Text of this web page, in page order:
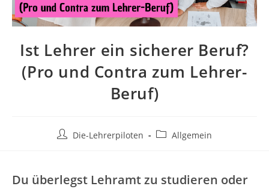
Ist Lehrer ein sicherer Beruf?
(Pro und Contra zum Lehrer-
Beruf)
Die-Lehrerpiloten Allgemein
Du überlegst Lehramt zu studieren oder